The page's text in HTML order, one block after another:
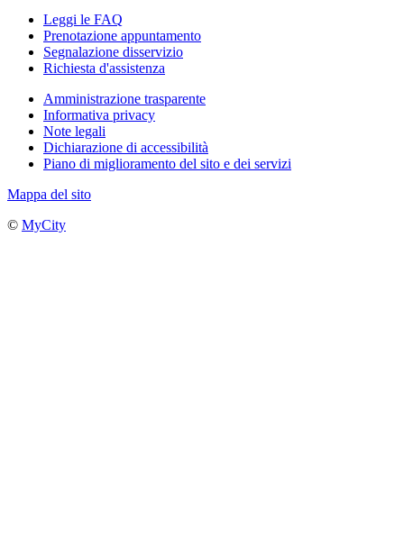
Leggi le FAQ
Prenotazione appuntamento
Segnalazione disservizio
Richiesta d'assistenza
Amministrazione trasparente
Informativa privacy
Note legali
Dichiarazione di accessibilità
Piano di miglioramento del sito e dei servizi
Mappa del sito
© MyCity